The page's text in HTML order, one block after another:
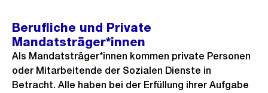
Berufliche und Private
Mandatsträger*innen
Als Mandatsträger*innen kommen private Personen
oder Mitarbeitende der Sozialen Dienste in
Betracht. Alle haben bei der Erfüllung ihrer Aufgabe